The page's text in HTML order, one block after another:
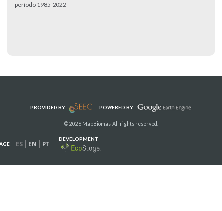
período 1985-2022
PROVIDED BY POWERED BY
© 2026 MapBiomas. All rights reserved.
ES EN PT
DEVELOPMENT